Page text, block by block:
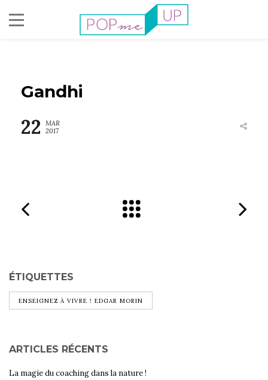
Gandhi
22
MAR
2017
ÉTIQUETTES
ENSEIGNEZ À VIVRE ! EDGAR MORIN
ARTICLES RÉCENTS
La magie du coaching dans la nature !